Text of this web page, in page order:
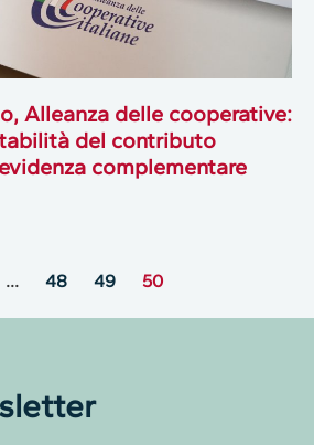
Alleanza delle cooperative:
del contributo
complementare
… 48 49 50